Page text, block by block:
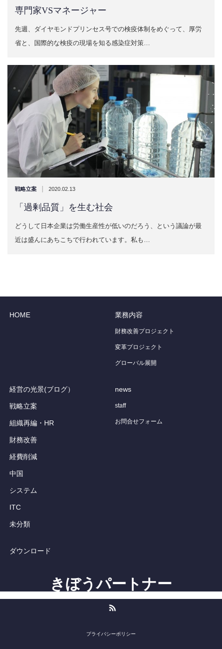
専門家VSマネージャー
先週、ダイヤモンドプリンセス号での検疫体制をめぐって、厚労
省と、国際的な検疫の現場を知る感染症対策…
戦略立案 | 2020.02.13
「過剰品質」を生む社会
どうして日本企業は労働生産性が低いのだろう、という議論が最
近は盛んにあちこちで行われています。私も…
HOME 業務内容
財務改善プロジェクト
変革プロジェクト
グローバル展開
経営の光景(ブログ）
戦略立案
組織再編・HR
財務改善
経費削減
中国
システム
ITC
未分類
news
staff
お問合せフォーム
ダウンロード
きぼうパートナー
プライバシーポリシー